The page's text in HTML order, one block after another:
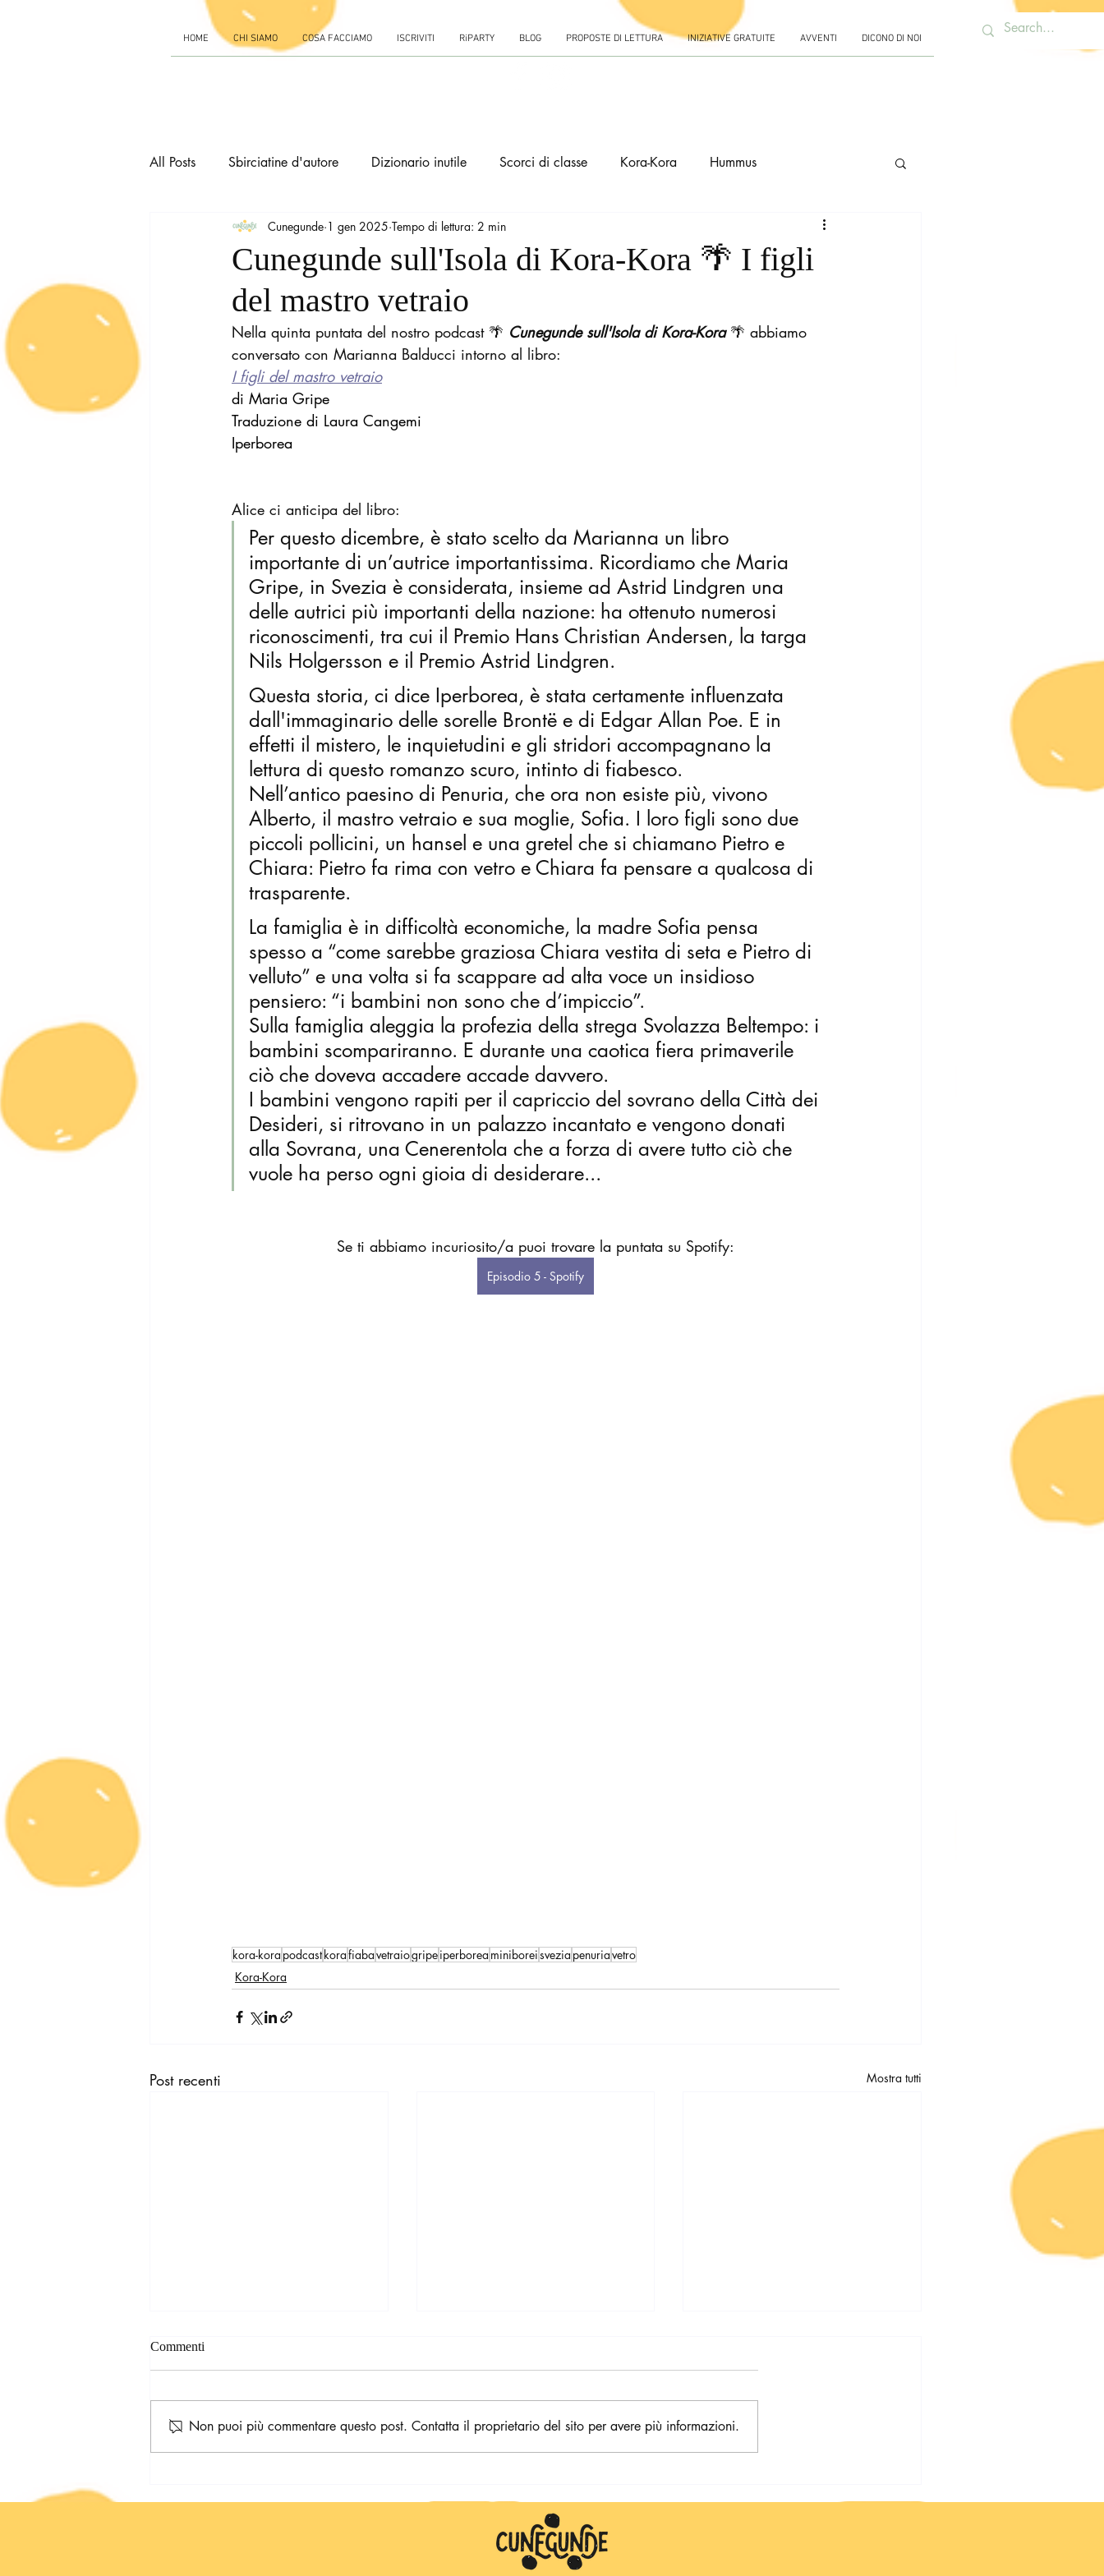
HOME CHI SIAMO COSA FACCIAMO ISCRIVITI RiPARTY BLOG PROPOSTE DI LETTURA INIZIATIVE GRATUITE AVVENTI DICONO DI NOI
All Posts Sbirciatine d'autore Dizionario inutile Scorci di classe Kora-Kora Hummus
Cunegunde sull'Isola di Kora-Kora 🌴 I figli
del mastro vetraio
Cunegunde 1 gen 2025 Tempo di lettura: 2 min
Nella quinta puntata del nostro podcast 🌴 Cunegunde sull'Isola di Kora-Kora 🌴 abbiamo
conversato con Marianna Balducci intorno al libro:
I figli del mastro vetraio
di Maria Gripe
Traduzione di Laura Cangemi
Iperborea
Alice ci anticipa del libro:
Per questo dicembre, è stato scelto da Marianna un libro
importante di un’autrice importantissima. Ricordiamo che Maria
Gripe, in Svezia è considerata, insieme ad Astrid Lindgren una
delle autrici più importanti della nazione: ha ottenuto numerosi
riconoscimenti, tra cui il Premio Hans Christian Andersen, la targa
Nils Holgersson e il Premio Astrid Lindgren.
Questa storia, ci dice Iperborea, è stata certamente influenzata
dall'immaginario delle sorelle Brontë e di Edgar Allan Poe. E in
effetti il mistero, le inquietudini e gli stridori accompagnano la
lettura di questo romanzo scuro, intinto di fiabesco.
Nell’antico paesino di Penuria, che ora non esiste più, vivono
Alberto, il mastro vetraio e sua moglie, Sofia. I loro figli sono due
piccoli pollicini, un hansel e una gretel che si chiamano Pietro e
Chiara: Pietro fa rima con vetro e Chiara fa pensare a qualcosa di
trasparente.
La famiglia è in difficoltà economiche, la madre Sofia pensa
spesso a “come sarebbe graziosa Chiara vestita di seta e Pietro di
velluto” e una volta si fa scappare ad alta voce un insidioso
pensiero: “i bambini non sono che d’impiccio”.
Sulla famiglia aleggia la profezia della strega Svolazza Beltempo: i
bambini scompariranno. E durante una caotica fiera primaverile
ciò che doveva accadere accade davvero.
I bambini vengono rapiti per il capriccio del sovrano della Città dei
Desideri, si ritrovano in un palazzo incantato e vengono donati
alla Sovrana, una Cenerentola che a forza di avere tutto ciò che
vuole ha perso ogni gioia di desiderare...
Se ti abbiamo incuriosito/a puoi trovare la puntata su Spotify:
Episodio 5 - Spotify
kora-kora podcastkorafiabavetraiogripeiperborea miniboreisvezia penuriavetro
Kora-Kora
Post recenti Mostra tutti
Commenti
Non puoi più commentare questo post. Contatta il proprietario del sito per avere più informazioni.